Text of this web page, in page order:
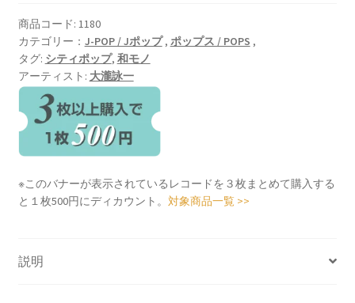
商品コード: 1180
カテゴリー： J-POP / Jポップ, ポップス / POPS ,
タグ: シティポップ, 和モノ
アーティスト: 大瀧詠一
※このバナーが表示されているレコードを３枚まとめて購入する
と１枚500円にディカウント。 対象商品一覧 >>
説明